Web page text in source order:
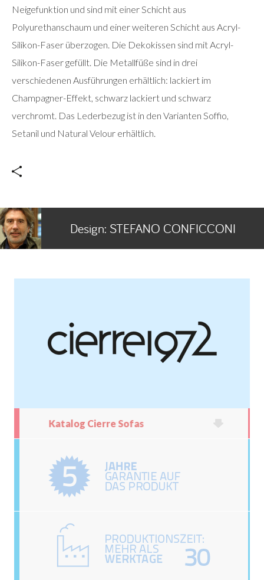
Neigefunktion und sind mit einer Schicht aus
Polyurethanschaum und einer weiteren Schicht aus Acryl-
Silikon-Faser überzogen. Die Dekokissen sind mit Acryl-
Silikon-Faser gefüllt. Die Metallfüße sind in drei
verschiedenen Ausführungen erhältlich: lackiert im
Champagner-Effekt, schwarz lackiert und schwarz
verchromt. Das Lederbezug ist in den Varianten Soffio,
Setanil und Natural Velour erhältlich.
Design: STEFANO CONFICCONI
Katalog Cierre Sofas